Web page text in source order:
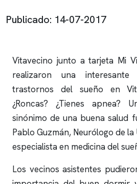
Publicado: 14-07-2017
Vitavecino junto a tarjeta Mi
realizaron una
trastornos del sueño en
¿Roncas? ¿Tienes apnea?
sinónimo de una buena salud
Pablo Guzmán, Neurólogo de
especialista en medicina del
Los vecinos asistentes